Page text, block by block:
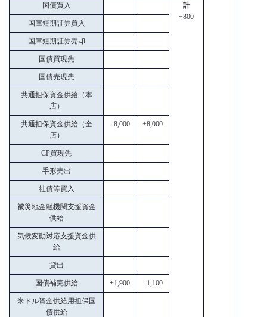
国債買入
計
+800
国庫短期証券買入
国庫短期証券売却
国債買現先
国債売現先
共通担保資金供給（本
店）
共通担保資金供給（全
店）
-8,000 +8,000
CP買現先
手形売出
社債等買入
被災地金融機関支援資金
供給
気候変動対応支援資金供
給
貸出
国債補完供給 +1,900 -1,100
米ドル資金供給用担保国
債供給